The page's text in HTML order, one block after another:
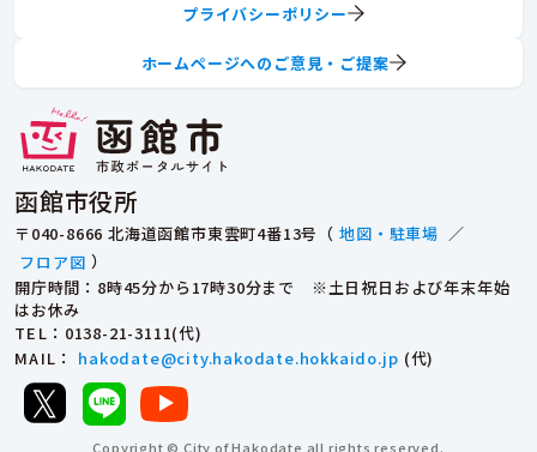
函館市役所
〒040-8666 北海道函館市東雲町4番13号（ 地図・駐車場 ／
フロア図 ）
開庁時間：8時45分から17時30分まで ※土日祝日および年末年始
はお休み
TEL ：0138-21-3111(代)
MAIL ： hakodate@city.hakodate.hokkaido.jp (代)
プライバシーポリシー
ホームページへのご意見・ご提案
Copyright © City of Hakodate all rights reserved.